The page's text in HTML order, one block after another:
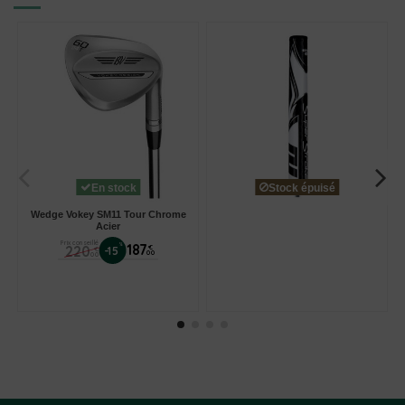
En stock
Wedge Vokey SM11 Tour Chrome
Acier
Prix conseillé
220 €
00 -15 % 187 €
00
Stock épuisé